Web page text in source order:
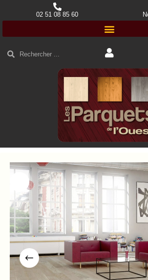
02 51 08 85 60